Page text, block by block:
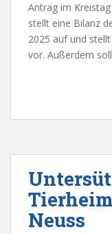
Antrag im
stellt eine Bilanz
2025 auf und
vor. Außerdem
Neuss